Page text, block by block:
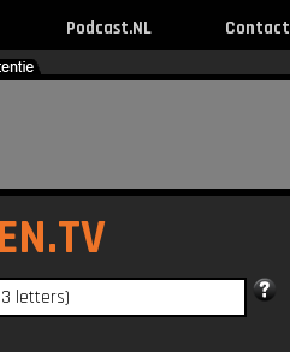
Podcast.NL Contact